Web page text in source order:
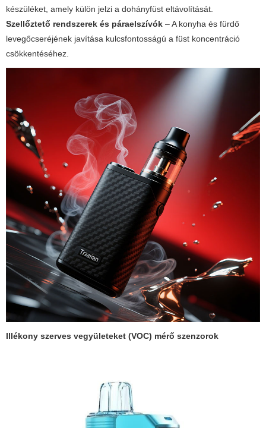
készüléket, amely külön jelzi a dohányfüst eltávolítását.
Szellőztető rendszerek és páraelszívók – A konyha és fürdő
levegőcseréjének javítása kulcsfontosságú a füst koncentráció
csökkentéséhez.
Illékony szerves vegyületeket (VOC) mérő szenzorok